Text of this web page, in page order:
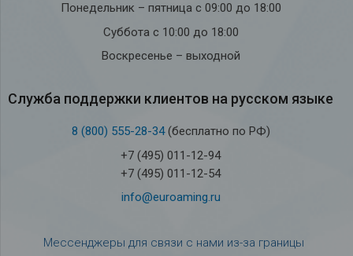
Понедельник – пятница с 09:00 до 18:00
Суббота с 10:00 до 18:00
Воскресенье – выходной
Служба под­держки кли­ен­тов на рус­ском языке
8 (800) 555-28-34(бесплатно по РФ)
+7 (495) 011-12-94
+7 (495) 011-12-54
info@euroaming.ru
Мессенджеры для связи с нами из-за границы